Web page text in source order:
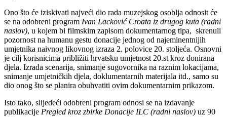
Ono što će iziskivati najveći dio rada muzejskog osoblja odnosit će
se na odobreni program Ivan Lacković Croata iz drugog kuta (radni
naslov), u kojem bi filmskim zapisom dokumentarnog tipa, skrenuli
pozornost na humanu gestu donacije jednog od najeminentnijih
umjetnika naivnog likovnog izraza 2. polovice 20. stoljeća. Osnovni
je cilj korisnicima približiti hrvatsku umjetnost 20.st kroz donirana
djela. Izrada scenarija, snimanje sugovornika na raznim lokacijama,
snimanje umjetničkih djela, doklumentarnih materijala itd., samo su
dio onog što se planira obuhvatiti ovim dokumentarnim prikazom.
Isto tako, slijedeći odobreni program odnosi se na izdavanje
publikacije Pregled kroz zbirke Donacije ILC (radni naslov) uz 90